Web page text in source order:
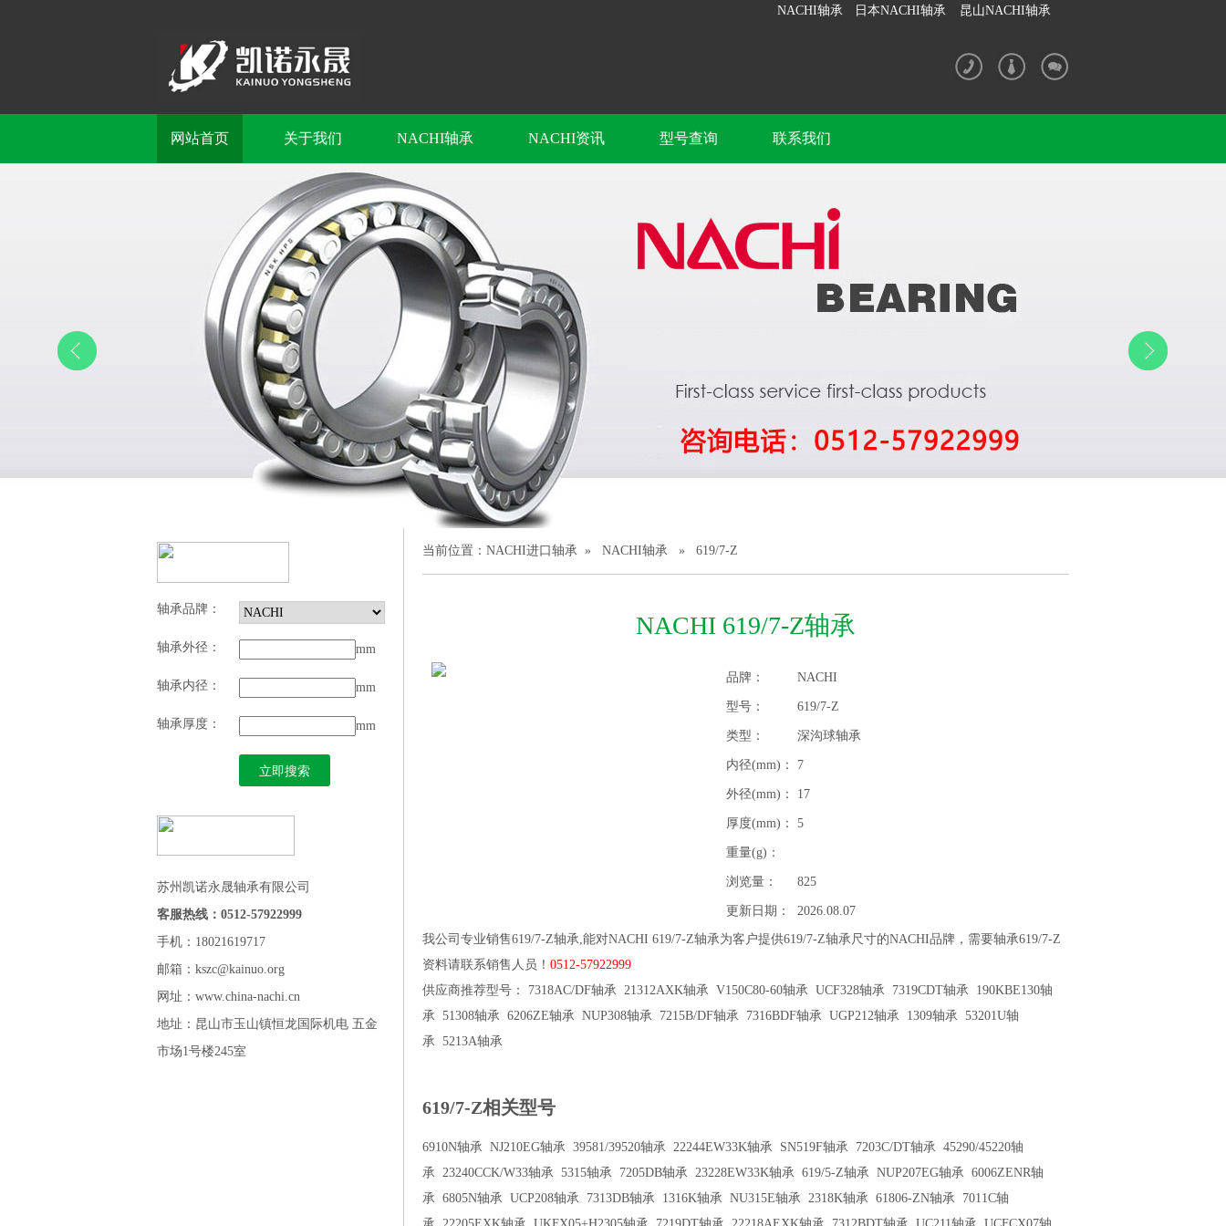
NACHI轴承 日本NACHI轴承 昆山NACHI轴承
网站首页 关于我们 NACHI轴承 NACHI资讯 型号查询 联系我们
轴承品牌：
轴承外径： mm
轴承内径： mm
轴承厚度： mm
苏州凯诺永晟轴承有限公司
客服热线：0512-57922999
手机：18021619717
邮箱：kszc@kainuo.org
网址：www.china-nachi.cn
地址：昆山市玉山镇恒龙国际机电 五金
市场1号楼245室
当前位置： NACHI进口轴承 » NACHI轴承 » 619/7-Z
NACHI 619/7-Z轴承
品牌： NACHI
型号： 619/7-Z
类型： 深沟球轴承
内径(mm)： 7
外径(mm)： 17
厚度(mm)： 5
重量(g)：
浏览量： 825
更新日期： 2026.08.07
我公司专业销售619/7-Z轴承,能对NACHI 619/7-Z轴承为客户提供619/7-Z轴承尺寸的NACHI品牌，需要轴承619/7-Z
资料请联系销售人员！ 0512-57922999
供应商推荐型号： 7318AC/DF轴承 21312AXK轴承 V150C80-60轴承 UCF328轴承 7319CDT轴承 190KBE130轴
承 51308轴承 6206ZE轴承 NUP308轴承 7215B/DF轴承 7316BDF轴承 UGP212轴承 1309轴承 53201U轴
承 5213A轴承
619/7-Z相关型号
6910N轴承 NJ210EG轴承 39581/39520轴承 22244EW33K轴承 SN519F轴承 7203C/DT轴承 45290/45220轴
承 23240CCK/W33轴承 5315轴承 7205DB轴承 23228EW33K轴承 619/5-Z轴承 NUP207EG轴承 6006ZENR轴
承 6805N轴承 UCP208轴承 7313DB轴承 1316K轴承 NU315E轴承 2318K轴承 61806-ZN轴承 7011C轴